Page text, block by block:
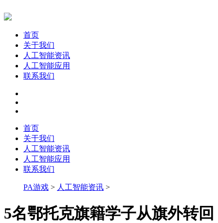
首页
关于我们
人工智能资讯
人工智能应用
联系我们
首页
关于我们
人工智能资讯
人工智能应用
联系我们
PA游戏 > 人工智能资讯 >
5名鄂托克旗籍学子从旗外转回